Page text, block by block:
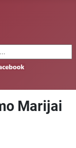
Marijai